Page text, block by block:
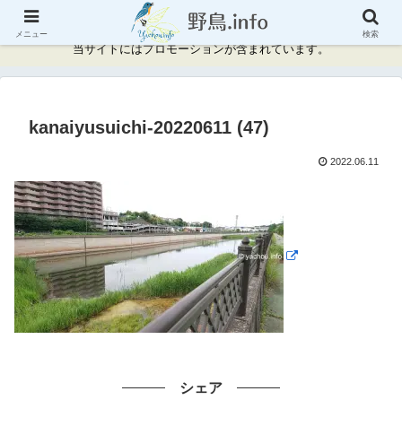
神奈川県周辺の野鳥情報と記録
当サイトにはプロモーションが含まれています。
kanaiyusuichi-20220611 (47)
2022.06.11
シェア
メニュー 検索